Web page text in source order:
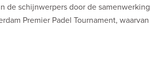
schijnwerpers door de
Premier Padel Tournament,